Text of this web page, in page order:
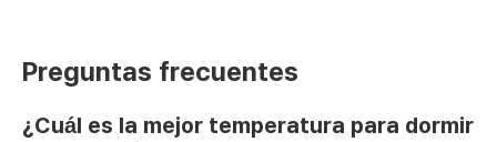
Preguntas frecuentes
¿Cuál es la mejor temperatura para dormir